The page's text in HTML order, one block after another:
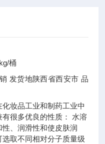
桶
发货地陕西省西安市 品
妆品工业和制药工业中
很多优良的性质： 水溶
、润滑性和使皮肤润
取不同相对分子质量级